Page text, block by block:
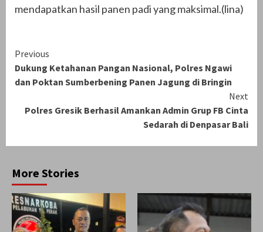
mendapatkan hasil panen padi yang maksimal.(lina)
Continue
Reading
Previous
Dukung Ketahanan Pangan Nasional, Polres Ngawi
dan Poktan Sumberbening Panen Jagung di Bringin
Next
Polres Gresik Berhasil Amankan Admin Grup FB Cinta
Sedarah di Denpasar Bali
More Stories